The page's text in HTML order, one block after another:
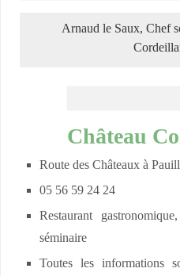
Arnaud le Saux, Chef
Château
Route des Châteaux à
05 56 59 24 24
Restaurant
séminaire
Toutes les informations